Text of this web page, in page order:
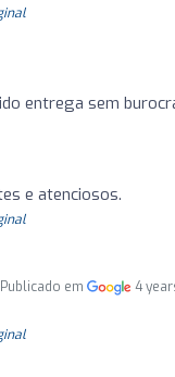
entrega sem
e atenciosos.
Publicado em 4